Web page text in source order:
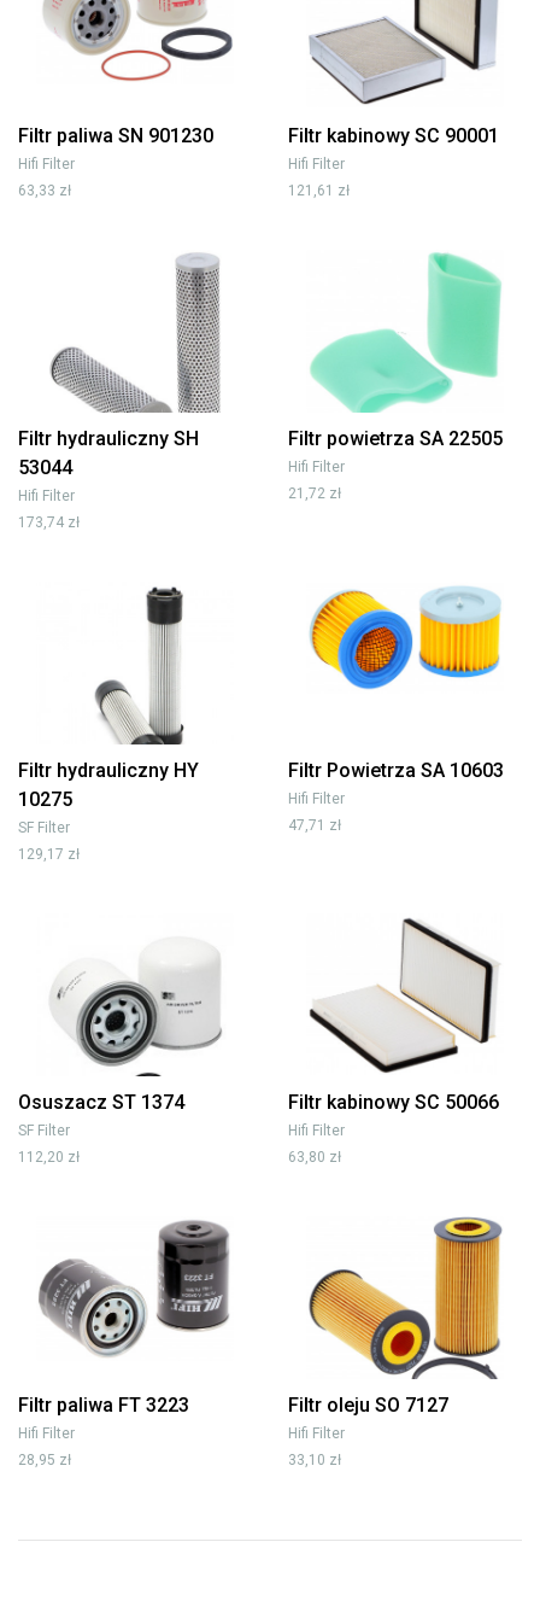
Filtr paliwa SN 901230
Hifi Filter
63,33 zł
Filtr kabinowy SC 90001
Hifi Filter
121,61 zł
Filtr hydrauliczny SH
53044
Hifi Filter
173,74 zł
Filtr powietrza SA 22505
Hifi Filter
21,72 zł
Filtr hydrauliczny HY
10275
SF Filter
129,17 zł
Filtr Powietrza SA 10603
Hifi Filter
47,71 zł
Osuszacz ST 1374
SF Filter
112,20 zł
Filtr kabinowy SC 50066
Hifi Filter
63,80 zł
Filtr paliwa FT 3223
Hifi Filter
28,95 zł
Filtr oleju SO 7127
Hifi Filter
33,10 zł